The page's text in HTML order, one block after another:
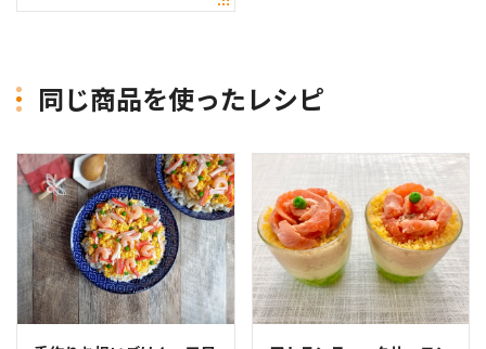
同じ商品を使ったレシピ